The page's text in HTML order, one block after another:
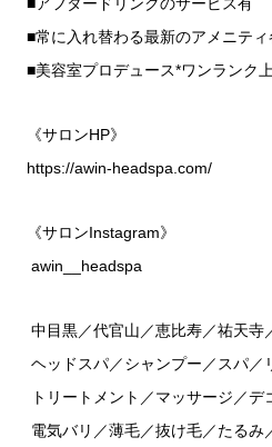
■常に入れ替わる最新のアメニティ
■美容室プロデュース*ワンランク
《サロンHP》
https://awin-headspa.com/
《サロンInstagram》
awin__headspa
中目黒／代官山／恵比寿／祐天寺
ヘッドスパ／シャンプー／スパ／
トリートメント／マッサージ／デ
電気バリ／薄毛／抜け毛／たるみ